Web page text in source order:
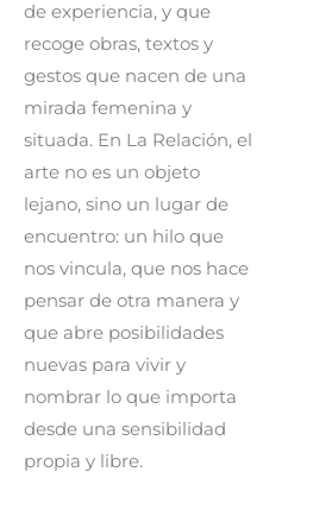
de experiencia, y que
recoge obras, textos y
gestos que nacen de una
mirada femenina y
situada. En La Relación, el
arte no es un objeto
lejano, sino un lugar de
encuentro: un hilo que
nos vincula, que nos hace
pensar de otra manera y
que abre posibilidades
nuevas para vivir y
nombrar lo que importa
desde una sensibilidad
propia y libre.